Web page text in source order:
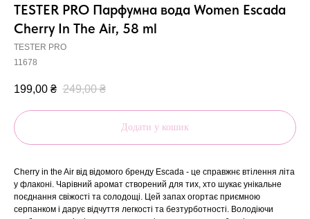
TESTER PRO Парфумна вода Women Escada
Cherry In The Air, 58 ml
TESTER PRO
11678
199,00 ₴ 249,00 ₴
Додати у кошик
Cherry in the Air від відомого бренду Escada - це справжнє втілення літа
у флаконі. Чарівний аромат створений для тих, хто шукає унікальне
поєднання свіжості та солодощі. Цей запах огортає приємною
серпанком і дарує відчуття легкості та безтурботності. Володіючи